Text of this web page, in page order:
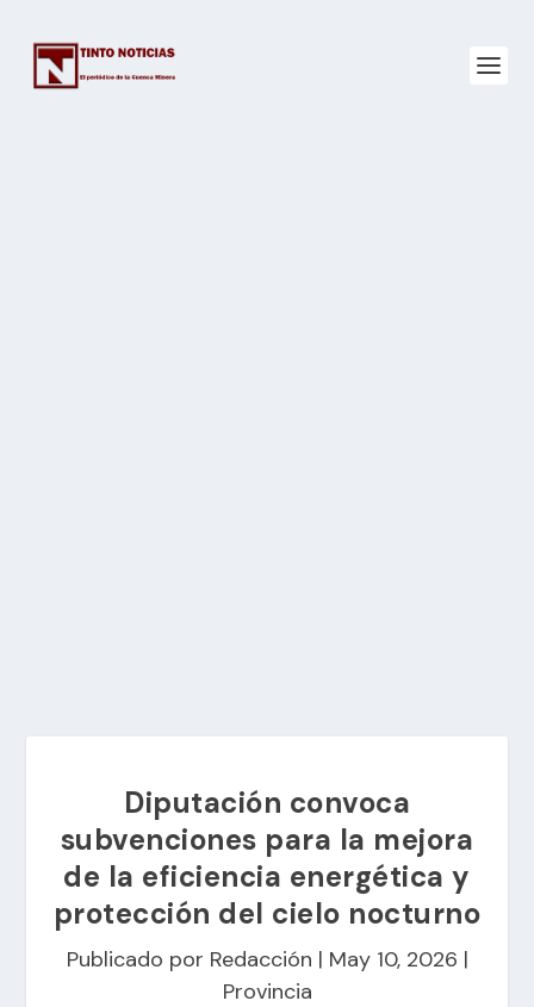
Diputación convoca
subvenciones para la mejora
de la eficiencia energética y
protección del cielo nocturno
Publicado por Redacción | May 10, 2026 |
Provincia